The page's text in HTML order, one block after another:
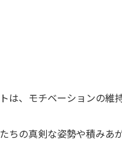
、モチベーションの維持
ちの真剣な姿勢や積みあ